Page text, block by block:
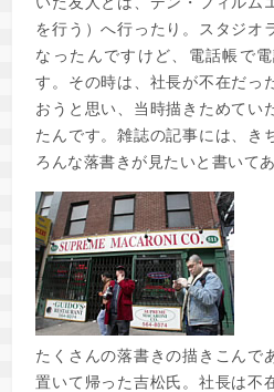
を行う）へ行ったり。スタジオ
なったんですけど、電話帳で
す。その時は、社長が不在だっ
おうと思い、当時描きためてい
たんです。雑誌の記事には、き
ろんな落書きが見たいと書いてあ
たくさんの落書きの描きこんで
置いて帰った吉松氏。社長は不